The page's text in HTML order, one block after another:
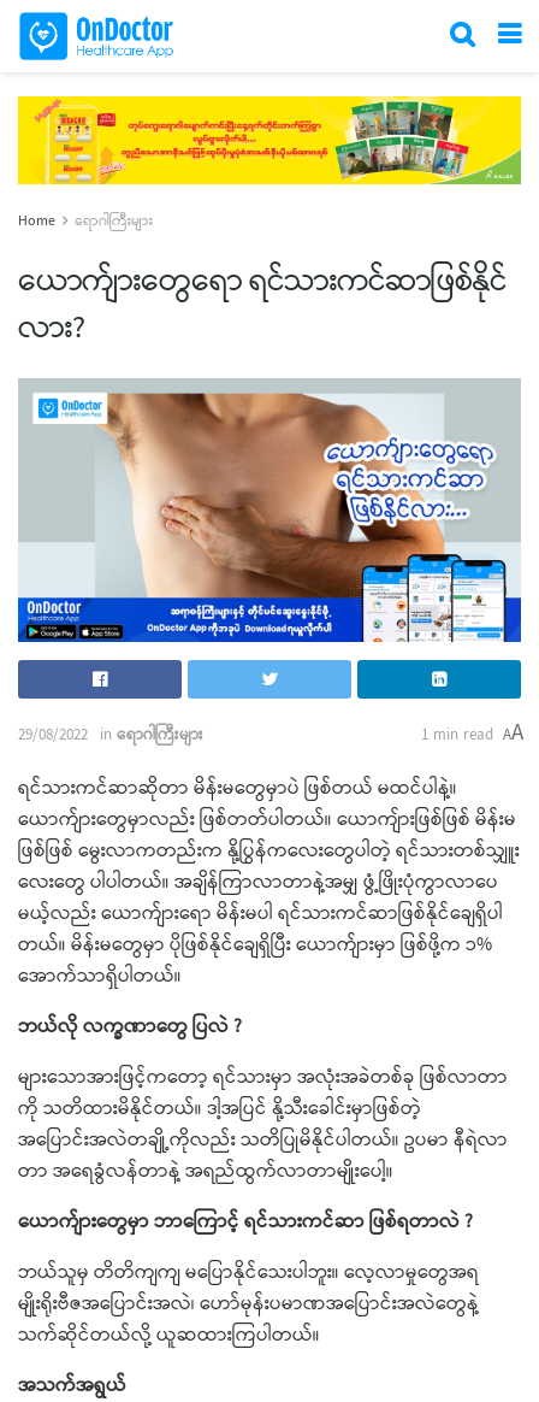
Home ရောဂါကြီးများ
ယောက်ျားတွေရော ရင်သားကင်ဆာဖြစ်နိုင်
လား?
29/08/2022 in ရောဂါကြီးများ 1 min read AA
ရင်သားကင်ဆာဆိုတာ မိန်းမတွေမှာပဲ ဖြစ်တယ် မထင်ပါနဲ့။
ယောက်ျားတွေမှာလည်း ဖြစ်တတ်ပါတယ်။ ယောကျ်ားဖြစ်ဖြစ် မိန်းမ
ဖြစ်ဖြစ် မွေးလာကတည်းက နို့ပြွန်ကလေးတွေပါတဲ့ ရင်သားတစ်သျှူး
လေးတွေ ပါပါတယ်။ အချိန်ကြာလာတာနဲ့အမျှ ဖွံ့ဖြိုးပုံကွာလာပေ
မယ့်လည်း ယောက်ျားရော မိန်းမပါ ရင်သားကင်ဆာဖြစ်နိုင်ချေရှိပါ
တယ်။ မိန်းမတွေမှာ ပိုဖြစ်နိုင်ချေရှိပြီး ယောက်ျားမှာ ဖြစ်ဖို့က ၁%
အောက်သာရှိပါတယ်။
ဘယ်လို လက္ခဏာတွေ ပြလဲ ?
များသောအားဖြင့်ကတော့ ရင်သားမှာ အလုံးအခဲတစ်ခု ဖြစ်လာတာ
ကို သတိထားမိနိုင်တယ်။ ဒါ့အပြင် နို့သီးခေါင်းမှာဖြစ်တဲ့
အပြောင်းအလဲတချို့ကိုလည်း သတိပြုမိနိုင်ပါတယ်။ ဥပမာ နီရဲလာ
တာ အရေခွံလန်တာနဲ့ အရည်ထွက်လာတာမျိုးပေါ့။
ယောက်ျားတွေမှာ ဘာကြောင့် ရင်သားကင်ဆာ ဖြစ်ရတာလဲ ?
ဘယ်သူမှ တိတိကျကျ မပြောနိုင်သေးပါဘူး။ လေ့လာမှုတွေအရ
မျိုးရိုးဗီဇအပြောင်းအလဲ၊ ဟော်မုန်းပမာဏအပြောင်းအလဲတွေနဲ့
သက်ဆိုင်တယ်လို့ ယူဆထားကြပါတယ်။
အသက်အရွယ်